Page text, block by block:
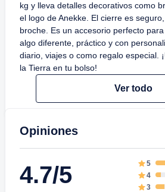
kg y lleva detalles decorativos como
el logo de Anekke. El cierre es
broche. Es un accesorio perfecto
algo diferente, práctico y con
diario, viajes o como regalo especial.
la Tierra en tu bolso!
Ver todo
Opiniones
4.7/5
5
4
3